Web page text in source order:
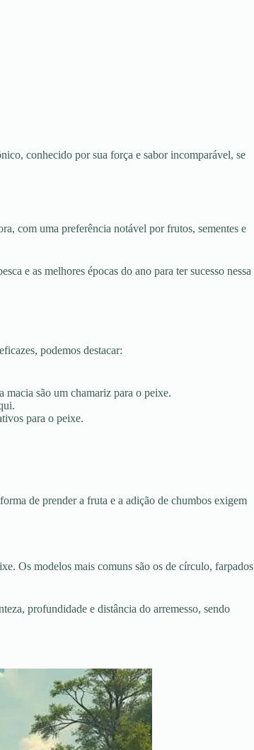
conhecido por sua força e sabor incomparável, se
com uma preferência notável por frutos, sementes e
e as melhores épocas do ano para ter sucesso nessa
podemos destacar:
macia são um chamariz para o peixe.
para o peixe.
de prender a fruta e a adição de chumbos exigem
Os modelos mais comuns são os de círculo, farpados
profundidade e distância do arremesso, sendo